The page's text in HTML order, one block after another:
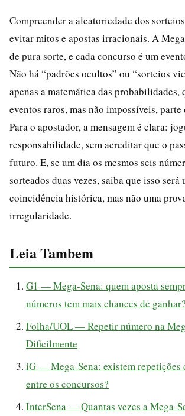
Compreender a aleatoriedade dos
evitar mitos e apostas irracionais. A
de pura sorte, e cada concurso é um
Não há “padrões ocultos” ou “sorteios
apenas a matemática das probabilidades,
eventos raros, mas não impossíveis, parte
Para o apostador, a mensagem é clara:
responsabilidade, sem acreditar que o
futuro. E, se um dia os mesmos seis
sorteados duas vezes, saiba que isso será
coincidência histórica, mas não uma
irregularidade.
Leia Tambem
G1 — Mega-Sena: quem aposta
números tem mais chances de ganhar?
Folha/UOL — Repetir número na
Dificilmente
iG — Mega-Sena: existem repetições
entre os concursos?
InterSena — Quantas vezes a Mega-